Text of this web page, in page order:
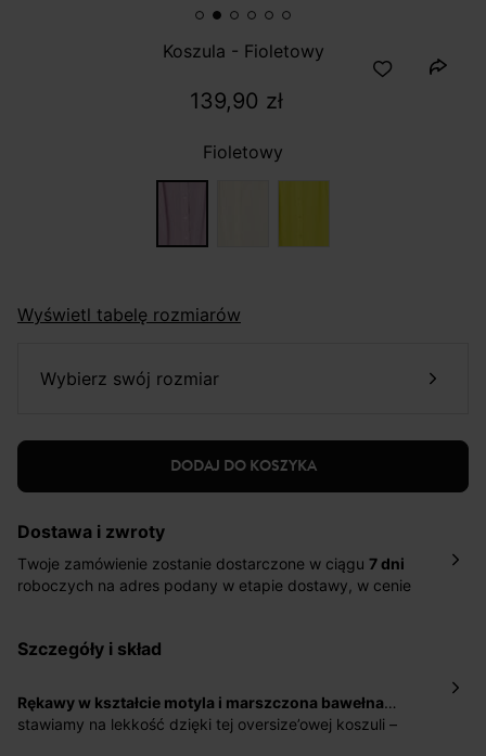
Koszula - Fioletowy
139,90 zł
Fioletowy
Wyświetl tabelę rozmiarów
wybierz swój rozmiar
DODAJ DO KOSZYKA
Dostawa i zwroty
Twoje zamówienie zostanie dostarczone w ciągu 7 dni
roboczych na adres podany w etapie dostawy, w cenie
pośrednictwem DHL Express.
roboczych do wybranego przez Ciebie paczkomatu , a
koszt przesyłki wynosi 9,40 zł.
szczegóły i skład
Rękawy w kształcie motyla i marszczona bawełna…
stawiamy na lekkość dzięki tej oversize’owej koszuli –